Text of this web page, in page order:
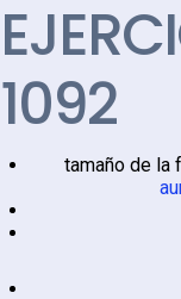
1092
tamaño de la